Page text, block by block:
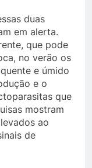
duas
em alerta.
que pode
no verão os
e úmido
e o
que
mostram
ao
de